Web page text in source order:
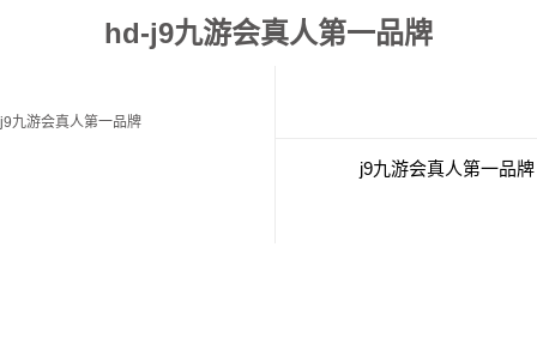
hd-j9九游会真人第一品牌
j9九游会真人第一品牌
j9九游会真人第一品牌